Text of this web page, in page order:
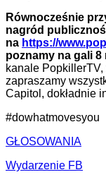
Równocześnie
nagród
na https://
poznamy na gali 8
kanale
zapraszamy
Capitol, dokładnie
#dowhatmovesyou
GŁOSOWANIA
Wydarzenie FB